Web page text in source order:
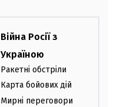
Війна Росії з
Україною
Ракетні обстріли
Карта бойових дій
Мирні переговори